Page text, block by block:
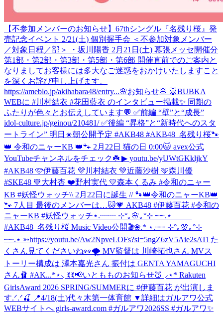
【不参加メンバーのお知らせ】67thシングル『名残り桜』発
売記念イベント 2/21(土) 個別握手会 ＜不参加対象メンバー
／対象日程／部＞ ・坂川陽香 2月21日(土) 幕張メッセ開催分
第1部・第2部・第3部・第5部・第6部 開催直前でのご案内と
なりましてお客様には多大なご迷惑をおかけいたしますこと
を深くお詫び申し上げます。
https://ameblo.jp/akihabara48/entry...🌸お知らせ🌸 🐷BUBKA
WEBに #川村結衣 #花田藍衣 のインタビュー掲載✨ 同期の
ふたりが色々とお伝えしています💬 ✅前編 “壁”と“成長”
idol-culture.jp/geinou/210481/ ✅後編 “昇格”と“新時代へのスタ
ートライン” 明日☀️朝公開予定 #AKB48 #AKB48_名残り桜🐾
👑 令和のニャーKB 👑🐾 2月22日 猫の日 0:00🐱 avex公式
YouTubeチャンネルをチェック☘️ ▶︎ youtu.be/yUWtGKkljkY
#AKB48 🩷伊藤百花 💜川村結衣 💚近藤沙樹 🩵森川優
#SKE48 💙大村杏 ❤️野村実代 💛森本くるみ #令和のニャー
KB #妖怪ウォッチ\\ 2月22日に誕生 // 🐾👑令和のニャーKB👑
🐾 7人目 最後のメンバーは…🐱💗 AKB48 #伊藤百花 #令和の
ニャーKB #妖怪ウォッチ⋆.┈┈ ⊹°｡🌸｡°⊹ ┈┈.⋆
#AKB48_名残り桜 Music Video公開🎬❀.* ⋆.┈┈ ⊹°｡🌸｡°⊹
┈┈.⋆ ➳https://youtu.be/Aw2NpveLOFs?si=5ngZ6zV5Aie2sATl た
くさん見てくださいね👀🌪️ MV監督は 川崎拓也さん MVス
トーリー構成は 澤本嘉光さん 振付は GENTA YAMAGUCHI
さん🩰 #AK...*⋆⸜ ꉂꉂ📢いともものお知らせ🍑 ⸝⋆* Rakuten
GirlsAward 2026 SPRING/SUMMERに #伊藤百花 が出演しま
す.ᐟ.ᐟ🍒 📍4/18(土)代々木第一体育館 ▼詳細はガルアワ公式
WEBサイトへ girls-award.com #ガルアワ2026SS #ガルアワ✨